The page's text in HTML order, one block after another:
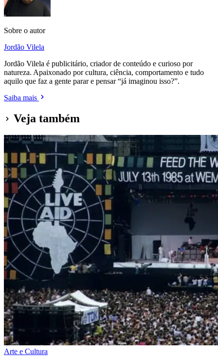
Sobre o autor
Jordão Vilela
Jordão Vilela é publicitário, criador de conteúdo e curioso por
natureza. Apaixonado por cultura, ciência, comportamento e tudo
aquilo que faz a gente parar e pensar “já imaginou isso?”.
Saiba mais
Veja também
Arte e Cultura